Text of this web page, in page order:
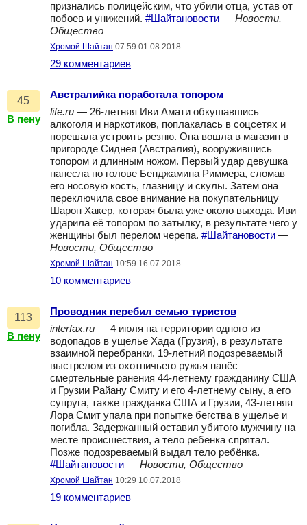
признались полицейским, что убили отца, устав от
побоев и унижений. #Шайтановости — Новости,
Общество
Хромой Шайтан 07:59 01.08.2018
29 комментариев
45
В пену
Австралийка поработала топором
life.ru — 26-летняя Иви Амати обкушавшись
алкоголя и наркотиков, поплакалась в соцсетях и
порешала устроить резню. Она вошла в магазин в
пригороде Сиднея (Австралия), вооружившись
топором и длинным ножом. Первый удар девушка
нанесла по голове Бенджамина Риммера, сломав
его носовую кость, глазницу и скулы. Затем она
переключила свое внимание на покупательницу
Шарон Хакер, которая была уже около выхода. Иви
ударила её топором по затылку, в результате чего у
женщины был перелом черепа. #Шайтановости —
Новости, Общество
Хромой Шайтан 10:59 16.07.2018
10 комментариев
113
В пену
Проводник перебил семью туристов
interfax.ru — 4 июля на территории одного из
водопадов в ущелье Хада (Грузия), в результате
взаимной перебранки, 19-летний подозреваемый
выстрелом из охотничьего ружья нанёс
смертельные ранения 44-летнему гражданину США
и Грузии Райану Смиту и его 4-летнему сыну, а его
супруга, также гражданка США и Грузии, 43-летняя
Лора Смит упала при попытке бегства в ущелье и
погибла. Задержанный оставил убитого мужчину на
месте происшествия, а тело ребенка спрятал.
Позже подозреваемый выдал тело ребёнка.
#Шайтановости — Новости, Общество
Хромой Шайтан 10:29 10.07.2018
19 комментариев